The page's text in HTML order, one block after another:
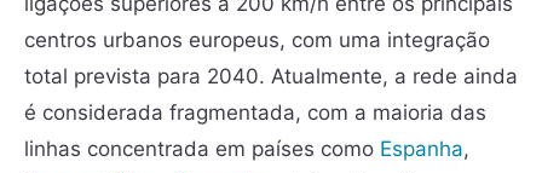
centros urbanos europeus, com uma integração
total prevista para 2040. Atualmente, a rede ainda
é considerada fragmentada, com a maioria das
linhas concentrada em países como Espanha,